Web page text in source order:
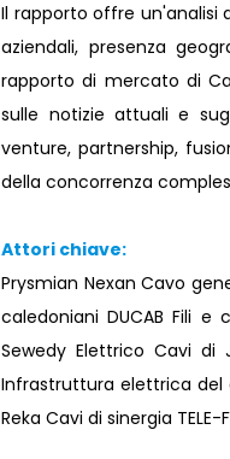
Il rapporto offre un'analisi
aziendali, presenza
rapporto di mercato di
sulle notizie attuali e
venture, partnership,
della concorrenza
Attori chiave:
Prysmian Nexan Cavo
caledoniani DUCAB Fili e
Sewedy Elettrico Cavi di
Infrastruttura elettrica del
Reka Cavi di sinergia